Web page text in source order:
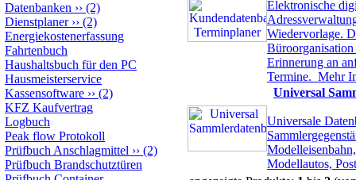
Datenbanken ›› (2)
Dienstplaner›› (2)
Energiekostenerfassung
Fahrtenbuch
Haushaltsbuch für den PC
Hausmeisterservice
Kassensoftware ›› (2)
KFZ Kaufvertrag
Logbuch
Peak flow Protokoll
Prüfbuch Anschlagmittel ›› (2)
Prüfbuch Brandschutztüren
Elektronische
Wiedervorlage.
Erinnerung an
Termine. Mehr
Universal
Universale
Modellautos,